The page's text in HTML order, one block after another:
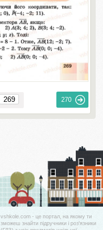
270
vshkole.com - це портал, на якому ти
зможеш знайти підручники і роз'язники